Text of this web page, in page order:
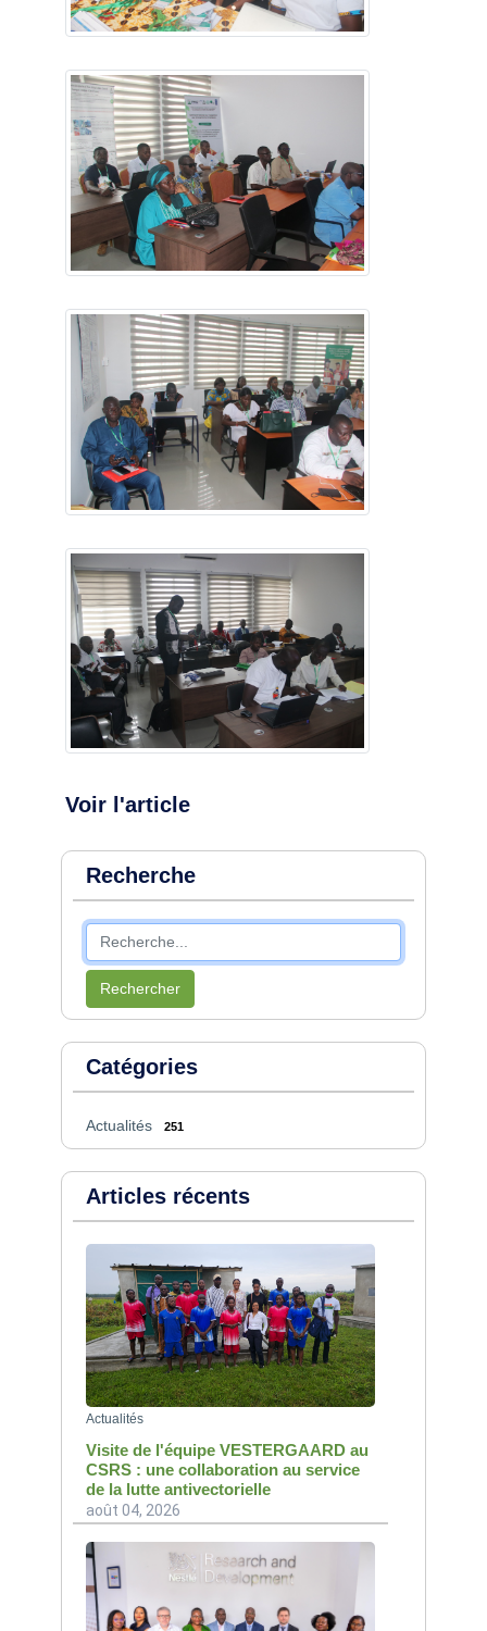
Voir l'article
Recherche
Rechercher
Catégories
Actualités 251
Articles récents
Actualités
Visite de l'équipe VESTERGAARD au
CSRS : une collaboration au service
de la lutte antivectorielle
août 04, 2026